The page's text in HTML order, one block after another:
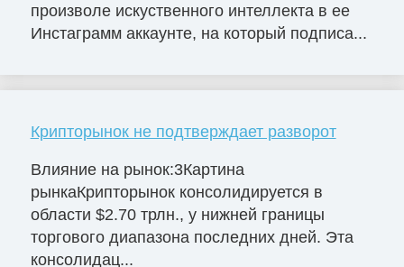
произволе искуственного интеллекта в ее
Инстаграмм аккаунте, на который подписа...
Крипторынок не подтверждает разворот
Влияние на рынок:3Картина
рынкаКрипторынок консолидируется в
области $2.70 трлн., у нижней границы
торгового диапазона последних дней. Эта
консолидац...